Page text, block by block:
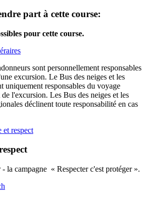
part à cette course:
pour cette course.
sont personnellement responsables
excursion. Le Bus des neiges et les
uniquement responsables du voyage
l'excursion. Les Bus des neiges et les
déclinent toute responsabilité en cas
- la campagne « Respecter c'est protéger ».